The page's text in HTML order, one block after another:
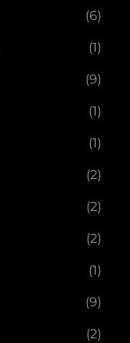
(6)
(1)
(9)
(1)
(1)
(2)
(2)
(2)
(1)
(9)
(2)